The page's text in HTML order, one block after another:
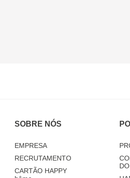
SOBRE NÓS
EMPRESA
RECRUTAMENTO
CARTÃO HAPPY